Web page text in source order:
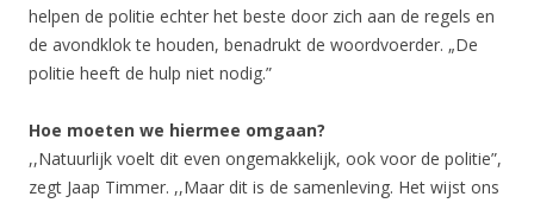
helpen de politie echter het beste door zich aan de regels en
de avondklok te houden, benadrukt de woordvoerder. „De
politie heeft de hulp niet nodig.”
Hoe moeten we hiermee omgaan?
,,Natuurlijk voelt dit even ongemakkelijk, ook voor de politie”,
zegt Jaap Timmer. ,,Maar dit is de samenleving. Het wijst ons